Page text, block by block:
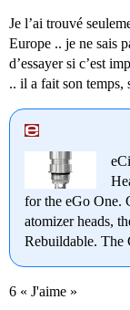
Je l’ai trouvé
Europe .. je ne sais
d’essayer si c’est
.. il a fait son temps,
for the eGo One.
atomizer heads,
Rebuildable. The
6 « J'aime »